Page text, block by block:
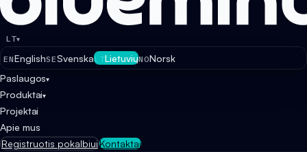
LT▾
ENEnglishSESvenskaLTLietuviųNONorsk
Paslaugos▾
Produktai▾
Projektai
Apie mus
Registruotis pokalbiuiKontaktai